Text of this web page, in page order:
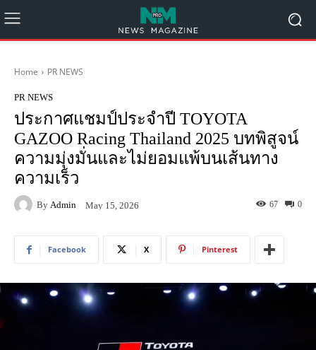
Home PR NEWS
PR NEWS
ประกาศแชมป์ประจำปี TOYOTA
GAZOO Racing Thailand 2025 บทพิสูจน์
ความมุ่งมั่นและไม่ยอมแพ้บนเส้นทาง
ความเร็ว
By Admin May 15, 2026 0
67
Facebook X Pinterest